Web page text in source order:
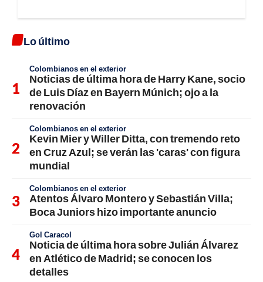
Lo último
Colombianos en el exterior
Noticias de última hora de Harry Kane, socio
de Luis Díaz en Bayern Múnich; ojo a la
renovación
Colombianos en el exterior
Kevin Mier y Willer Ditta, con tremendo reto
en Cruz Azul; se verán las 'caras' con figura
mundial
Colombianos en el exterior
Atentos Álvaro Montero y Sebastián Villa;
Boca Juniors hizo importante anuncio
Gol Caracol
Noticia de última hora sobre Julián Álvarez
en Atlético de Madrid; se conocen los
detalles